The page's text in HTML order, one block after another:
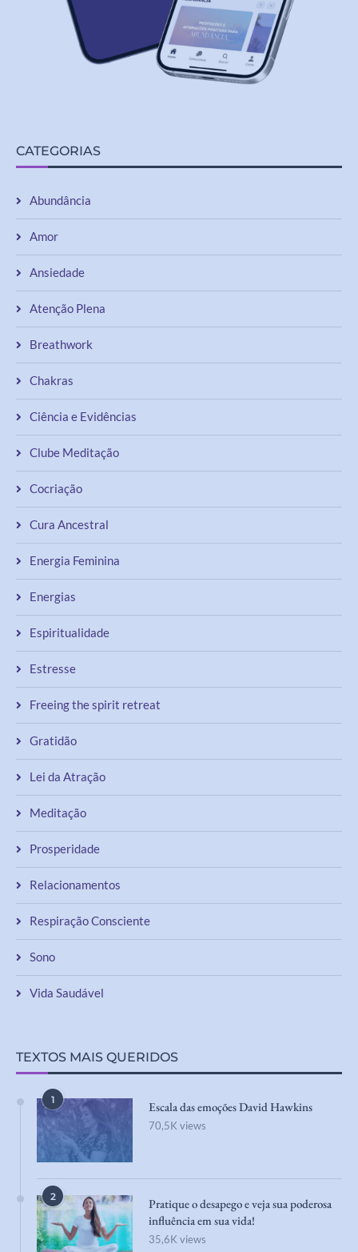
CATEGORIAS
Abundância
Amor
Ansiedade
Atenção Plena
Breathwork
Chakras
Ciência e Evidências
Clube Meditação
Cocriação
Cura Ancestral
Energia Feminina
Energias
Espiritualidade
Estresse
Freeing the spirit retreat
Gratidão
Lei da Atração
Meditação
Prosperidade
Relacionamentos
Respiração Consciente
Sono
Vida Saudável
TEXTOS MAIS QUERIDOS
1 Escala das emoções David Hawkins
70,5K views
2
Pratique o desapego e veja sua poderosa
influência em sua vida!
35,6K views